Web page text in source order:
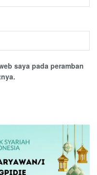
saya pada peramban